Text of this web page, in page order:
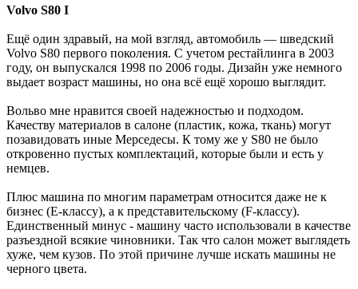
Volvo S80 I
Ещё один здравый, на мой взгляд, автомобиль — шведский
Volvo S80 первого поколения. С учетом рестайлинга в 2003
году, он выпускался 1998 по 2006 годы. Дизайн уже немного
выдает возраст машины, но она всё ещё хорошо выглядит.
Вольво мне нравится своей надежностью и подходом.
Качеству материалов в салоне (пластик, кожа, ткань) могут
позавидовать иные Мерседесы. К тому же у S80 не было
откровенно пустых комплектаций, которые были и есть у
немцев.
Плюс машина по многим параметрам относится даже не к
бизнес (Е-классу), а к представительскому (F-классу).
Единственный минус - машину часто использовали в качестве
разъездной всякие чиновники. Так что салон может выглядеть
хуже, чем кузов. По этой причине лучше искать машины не
черного цвета.